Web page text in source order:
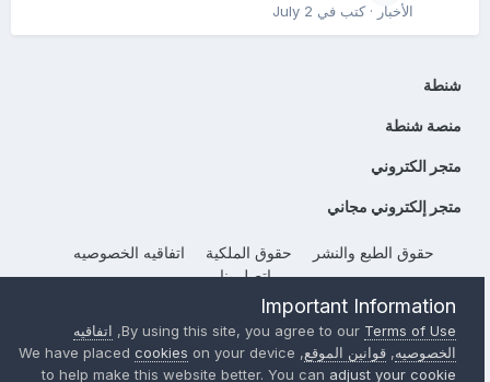
الأخبار· كتب في July 2
شنطة
منصة شنطة
متجر الكتروني
متجر إلكتروني مجاني
حقوق الطبع والنشر حقوق الملكية
اتفاقيه الخصوصيه
إتصل بنا
Powered by Invision CommunityImportant Information
By using this site, you agree to ourTerms of Use
, اتفاقيه
الخصوصيه, قوانين الموقع, We have placed
cookies on your device
to help make this website better. You canadjust your cookie